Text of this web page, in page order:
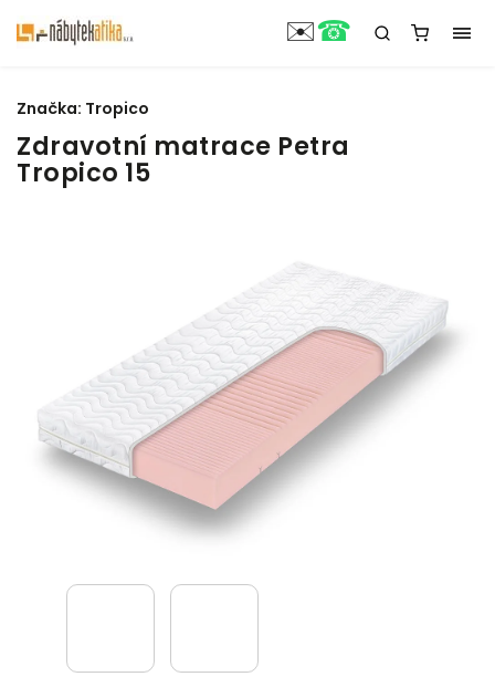
Zdravotní matrace Petra
Tropico 15
Značka: Tropico
✉️☎